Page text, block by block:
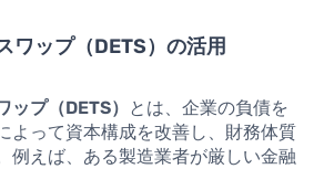
ワップ（DETS）の活用
プ（DETS） とは、企業の負債を
よって資本構成を改善し、財務体質
例えば、ある製造業者が厳しい金融